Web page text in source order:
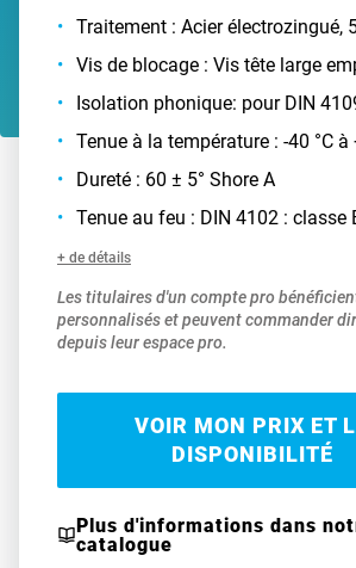
Traitement : Acier électrozingué,
Vis de blocage : Vis tête large
Isolation phonique: pour DIN
Tenue à la température : -40 °C à
Dureté : 60 ± 5° Shore A
Tenue au feu : DIN 4102 : classe
+ de détails
Les titulaires d'un compte pro
personnalisés et peuvent commander
depuis leur espace pro.
VOIR MON PRIX ET
DISPONIBILITÉ
Plus d'informations dans
catalogue